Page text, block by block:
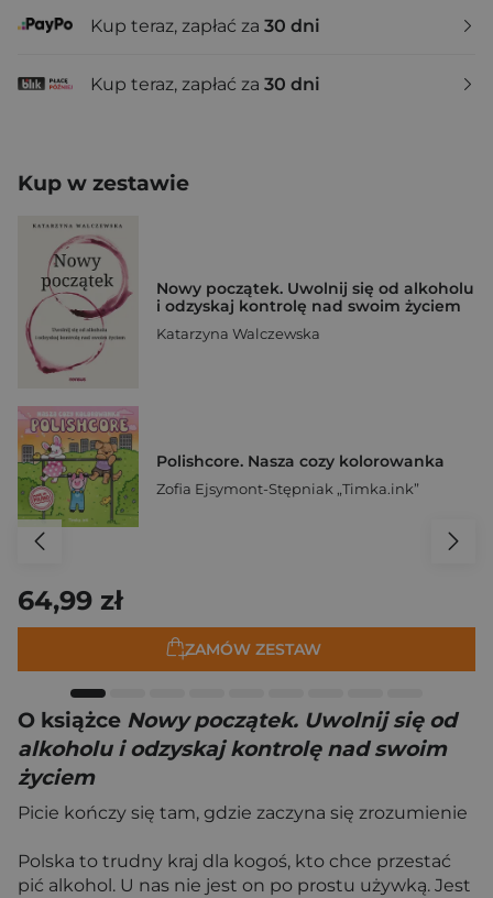
Kup teraz, zapłać za 30 dni
Kup teraz, zapłać za 30 dni
Kup w zestawie
Nowy początek. Uwolnij się od alkoholu
i odzyskaj kontrolę nad swoim życiem
Katarzyna Walczewska
Polishcore. Nasza cozy kolorowanka
Zofia Ejsymont-Stępniak „Timka.ink”
64,99 zł
ZAMÓW ZESTAW
O książce Nowy początek. Uwolnij się od
alkoholu i odzyskaj kontrolę nad swoim
życiem
Picie kończy się tam, gdzie zaczyna się zrozumienie
Polska to trudny kraj dla kogoś, kto chce przestać
pić alkohol. U nas nie jest on po prostu używką. Jest